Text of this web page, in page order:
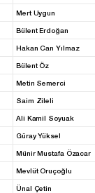
Mert Uygun
Bülent Erdoğan
Hakan Can Yılmaz
Bülent Öz
Metin Semerci
Saim Zileli
Ali Kamil Soyuak
Güray Yüksel
Münir Mustafa Özacar
Mevlüt Oruçoğlu
Ünal Çetin